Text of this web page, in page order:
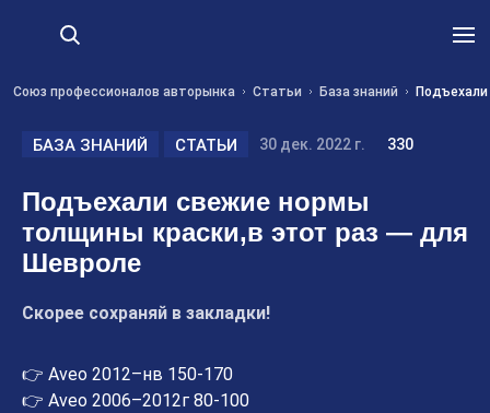
Союз профессионалов авторынка Статьи База знаний
БАЗА ЗНАНИЙ СТАТЬИ 30 дек. 2022 г. 330
Подъехали свежие нормы
толщины краски,в этот раз — для
Шевроле
Скорее сохраняй в закладки!
👉 Aveo 2012–нв 150-170
👉 Aveo 2006–2012г 80-100